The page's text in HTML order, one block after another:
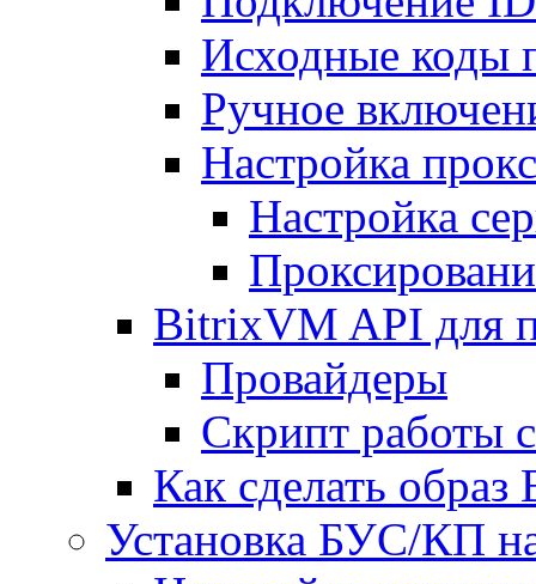
Исходные коды
Ручное
Настройка
Настройка
BitrixVM API для
Провайдеры
Скрипт работы
Как сделать
Установка БУС/КП